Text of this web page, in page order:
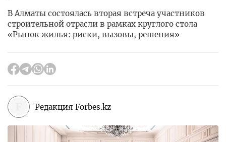
В Алматы состоялась вторая встреча участников
строительной отрасли в рамках круглого стола
«Рынок жилья: риски, вызовы, решения»
Редакция Forbes.kz